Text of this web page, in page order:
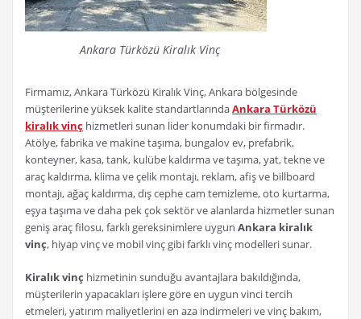
Ankara Türközü Kiralık Vinç
Firmamız, Ankara Türközü Kiralık Vinç, Ankara bölgesinde
müşterilerine yüksek kalite standartlarındaAnkara Türközü
kiralık vinç hizmetleri sunan lider konumdaki bir firmadır.
Atölye, fabrika ve makine taşıma, bungalov ev, prefabrik,
konteyner, kasa, tank, kulübe kaldırma ve taşıma, yat, tekne ve
araç kaldırma, klima ve çelik montajı, reklam, afiş ve billboard
montajı, ağaç kaldırma, dış cephe cam temizleme, oto kurtarma,
eşya taşıma ve daha pek çok sektör ve alanlarda hizmetler sunan
geniş araç filosu, farklı gereksinimlere uygun Ankara kiralık
vinç, hiyap vinç ve mobil vinç gibi farklı vinç modelleri sunar.
Kiralık vinç hizmetinin sunduğu avantajlara bakıldığında,
müşterilerin yapacakları işlere göre en uygun vinci tercih
etmeleri, yatırım maliyetlerini en aza indirmeleri ve vinç bakım,